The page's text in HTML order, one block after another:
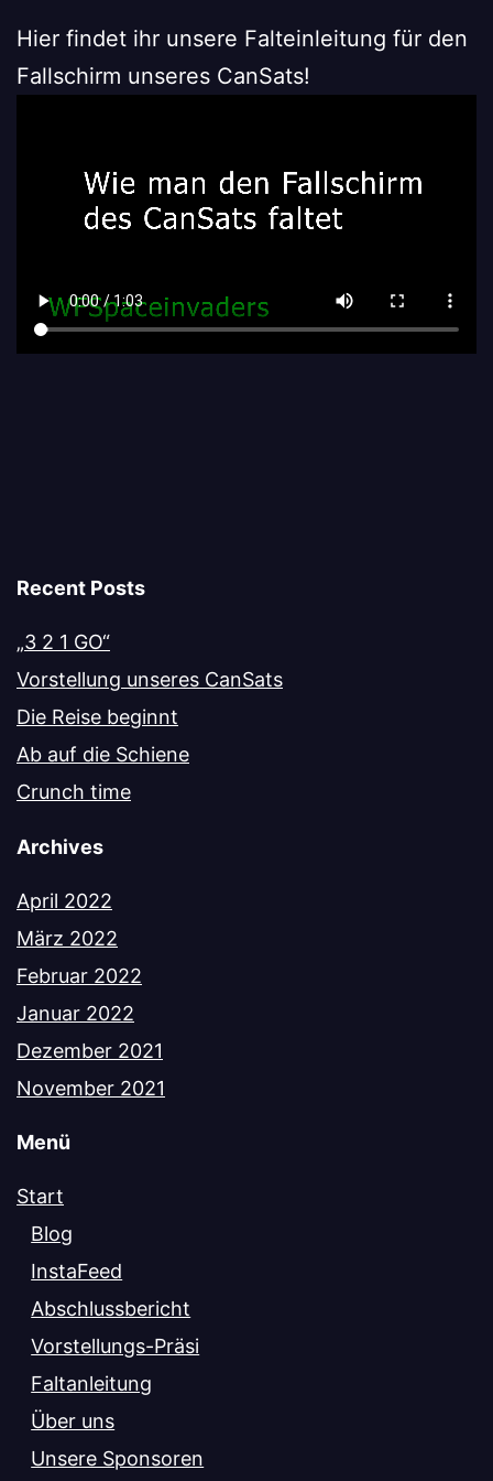
Hier findet ihr unsere Falteinleitung für den
Fallschirm unseres CanSats!
Recent Posts
„3 2 1 GO“
Vorstellung unseres CanSats
Die Reise beginnt
Ab auf die Schiene
Crunch time
Archives
April 2022
März 2022
Februar 2022
Januar 2022
Dezember 2021
November 2021
Menü
Start
Blog
InstaFeed
Abschlussbericht
Vorstellungs-Präsi
Faltanleitung
Über uns
Unsere Sponsoren